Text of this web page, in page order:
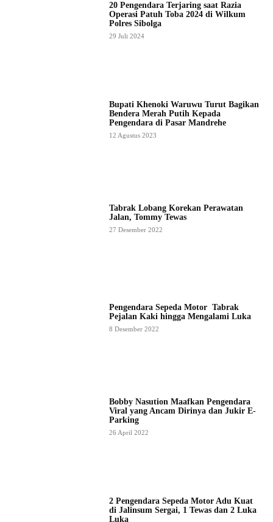
20 Pengendara Terjaring saat Razia
Operasi Patuh Toba 2024 di Wilkum
Polres Sibolga
29 Juli 2024
Bupati Khenoki Waruwu Turut Bagikan
Bendera Merah Putih Kepada
Pengendara di Pasar Mandrehe
12 Agustus 2023
Tabrak Lobang Korekan Perawatan
Jalan, Tommy Tewas
27 Desember 2022
Pengendara Sepeda Motor Tabrak
Pejalan Kaki hingga Mengalami Luka
8 Desember 2022
Bobby Nasution Maafkan Pengendara
Viral yang Ancam Dirinya dan Jukir E-
Parking
26 April 2022
2 Pengendara Sepeda Motor Adu Kuat
di Jalinsum Sergai, 1 Tewas dan 2 Luka
Luka